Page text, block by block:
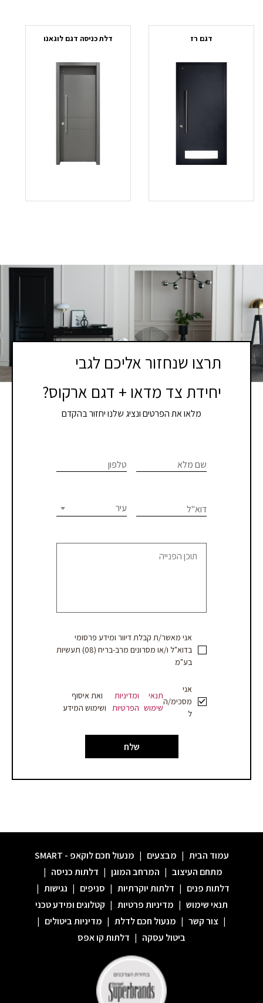
דגם רז דלת כניסה דגם לוגאנו
תרצו שנחזור אליכם לגבי
יחידת צד מדאו + דגם ארקוס?
מלאו את הפרטים ונציג שלנו יחזור בהקדם
פגישת
או
הצעת
שם מלא טלפון
דוא"ל עיר
אני מאשר/ת קבלת דיוור ומידע פרסומי
בדוא"ל ו/או מסרונים מרב-בריח (08) תעשיות
בע"מ
אני
מסכימ/ה
ל
תנאי
שימוש
ומדיניות
הפרטיות
ואת איסוף
ושימוש המידע
שלח
are
this
field
עמוד הבית | מבצעים | מנעול חכם לוקאפ - SMART
מתחם העיצוב | המרחב המוגן | דלתות כניסה |
דלתות פנים | דלתות יוקרתיות | סניפים | נגישות |
תנאי שימוש | מדיניות פרטיות | קטלוגים ומידע טכני
| צור קשר | מנעול חכם לדלת | מדיניות ביטולים |
ביטול עסקה | דלתות קו אפס